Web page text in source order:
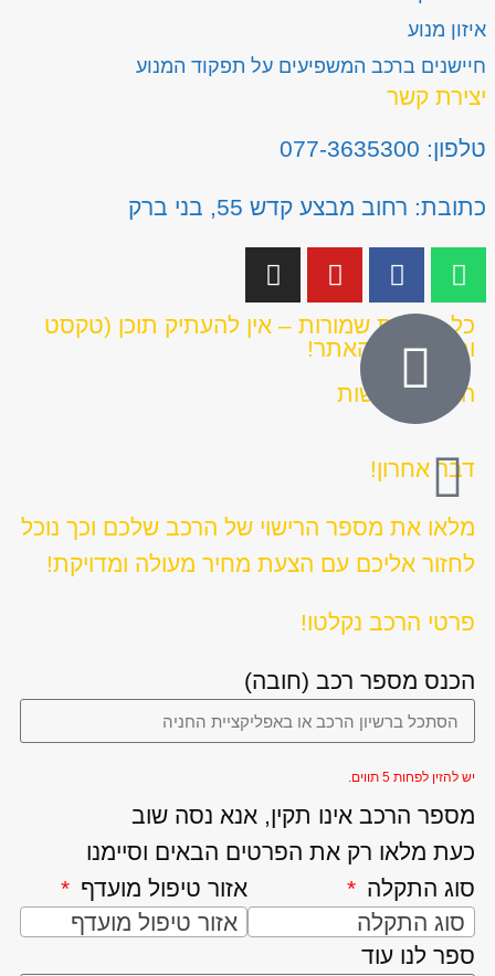
איזון מנוע
חיישנים ברכב המשפיעים על תפקוד המנוע
יצירת קשר
טלפון: 077-3635300
כתובת: רחוב מבצע קדש 55, בני ברק
כל הזכויות שמורות – אין להעתיק תוכן (טקסט
ותמונות) מהאתר!
הצהרת נגישות
דבר אחרון!
מלאו את מספר הרישוי של הרכב שלכם וכך נוכל
לחזור אליכם עם הצעת מחיר מעולה ומדויקת!
פרטי הרכב נקלטו!
הכנס מספר רכב (חובה)
יש להזין לפחות 5 תווים.
מספר הרכב אינו תקין, אנא נסה שוב
כעת מלאו רק את הפרטים הבאים וסיימנו
סוג התקלה
סוג התקלה
אזור טיפול מועדף
אזור טיפול מועדף
ספר לנו עוד